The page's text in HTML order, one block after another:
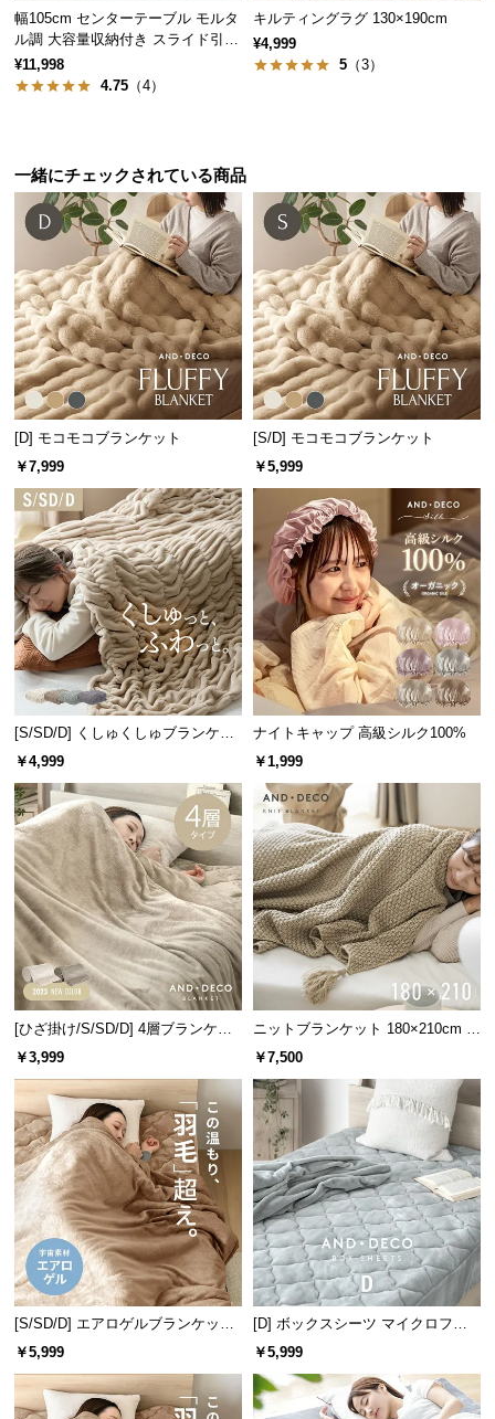
つ
い
て
に
つ
い
て
会
員
規
約
に
つ
い
て
お
客
様
サ
ポ
ー
お
知
ら
せ
ブ
ロ
報
幅105cm センターテーブル モルタ
ル調 大容量収納付き スライド引き
出し2杯
¥11,998
4.75 （4）
キルティングラグ 130×190cm
¥4,999
5 （3）
一緒にチェックされている商品
[D] モコモコブランケット
￥7,999
[S/D] モコモコブランケット
￥5,999
[S/SD/D] くしゅくしゅブランケッ
トフランネルタイプ
￥4,999
ナイトキャップ 高級シルク100%
￥1,999
[ひざ掛け/S/SD/D] 4層ブランケッ
ト
￥3,999
ニットブランケット 180×210cm タ
ッセル付き
￥7,500
[S/SD/D] エアロゲルブランケット
140×200cm
￥5,999
[D] ボックスシーツ マイクロファ
イバー
￥5,999